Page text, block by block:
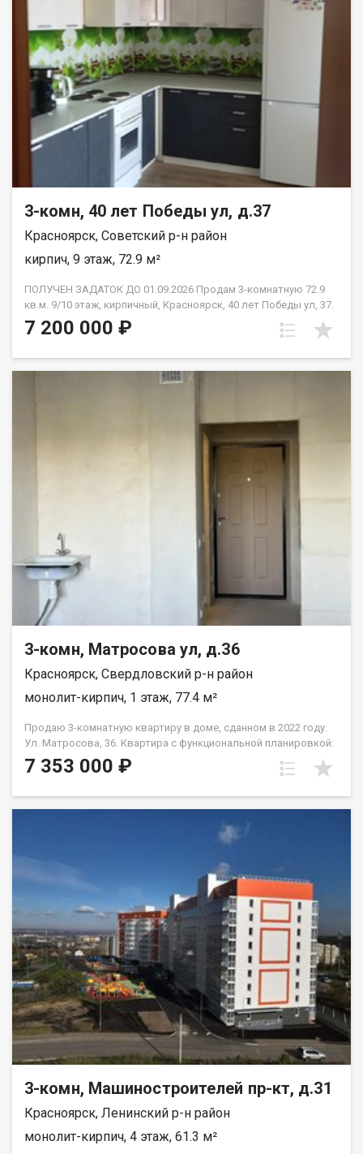
3-комн, 40 лет Победы ул, д.37
Красноярск, Советский р-н район
кирпич, 9 этаж, 72.9 м²
ПОЛУЧЕН ЗАДАТОК ДО 01.09.2026 Продам 3-комнатную 72.9
кв.м. 9/10 этаж, кирпичный, Красноярск, 40 лет Победы ул, 37.
Дом 2018 года постройки. Отделка от застройщика. Комнаты
изолированные: 13.4 м2 + 13.4 м2 + 18 м2., кухня 12.9 м2.,в
2.65 м2. Новым владельцам остаётся вся мебель, которая
безопасное пространство. · Детская поликлиника — 5 минут
пешком. · 2 детских сада — 6 минут пешком. · Школа — 12 минут
неспешной прогулки. Всё необходимое для роста и развития
ребенка — в шаговой доступности, без необходимости
обременений. Рассмотрим все виды расчёта. Полное юр
сопровождение сделки. Помощь в оформлении ипотеки.
Квартира на ключах, покажу в удобное для вас время по
договорённости.
7 200 000 ₽
3-комн, Матросова ул, д.36
Красноярск, Свердловский р-н район
монолит-кирпич, 1 этаж, 77.4 м²
Продаю 3-комнатную квартиру в доме, сданном в 2022 году.
Ул. Матросова, 36. Квартира с функциональной планировкой:
• три отдельные комнаты; • отдельная кухня; • два санузла.
Состояние — получистовая отделка: выполнена стяжка пола,
отделку по своему вкусу. Первый этаж — удобно для семей с
улицу). Балкон отсутствует, но это компенсируется отличной
планировкой и тёплыми полами. Условия покупки: • подходит
любой вид расчёта (ипотека, наличные, материнский капитал);
• возможна рассрочка; • покупатель комиссию не оплачивает.
Звоните, отвечу на все вопросы, организую показ.
7 353 000 ₽
3-комн, Машиностроителей пр-кт, д.31
Красноярск, Ленинский р-н район
монолит-кирпич, 4 этаж, 61.3 м²